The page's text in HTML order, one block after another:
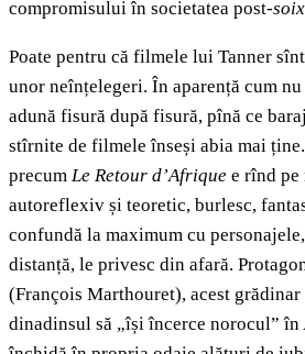
compromisului în societatea post-
Poate pentru că filmele lui Tanner
unor neînțelegeri. În aparență cum
adună fisură după fisură, pînă ce
stîrnite de filmele înseși abia mai
precum Le Retour d’Afrique e rînd
autoreflexiv și teoretic, burlesc,
confundă la maximum cu
distanță, le privesc din afară.
(François Marthouret), acest
dinadinsul să „își încerce norocul” în